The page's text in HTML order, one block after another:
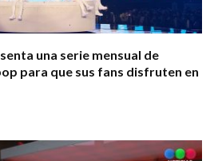
una serie mensual de
para que sus fans disfruten en